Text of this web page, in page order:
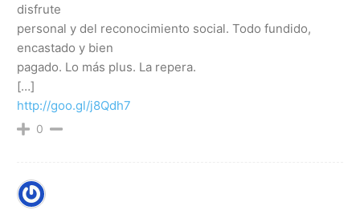
disfrute
personal y del reconocimiento social. Todo fundido,
encastado y bien
pagado. Lo más plus. La repera.
[…]
http://goo.gl/j8Qdh7
0